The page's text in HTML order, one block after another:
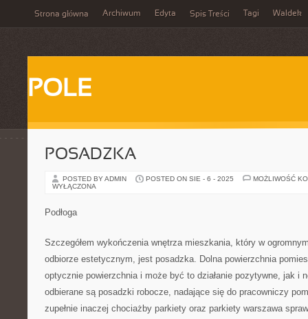
Strona główna Archiwum Edyta Spis Treści Tagi Waldek
POLE
POSADZKA
POSTED BY ADMIN POSTED ON SIE - 6 - 2025
MOŻLIWOŚĆ
WYŁĄCZONA
Podłoga
Szczegółem wykończenia wnętrza mieszkania, który w
odbiorze estetycznym, jest posadzka. Dolna powierzchnia
optycznie powierzchnia i może być to działanie pozytywne, jak i
odbierane są posadzki robocze, nadające się do pracowniczy
zupełnie inaczej chociażby parkiety oraz parkiety warszawa